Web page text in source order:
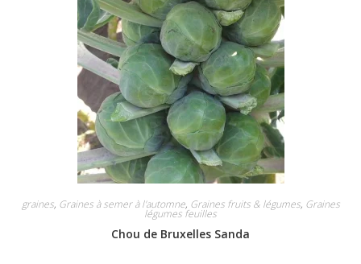
graines, Graines à semer à l'automne, Graines fruits & légumes, Graines
légumes feuilles
Chou de Bruxelles Sanda